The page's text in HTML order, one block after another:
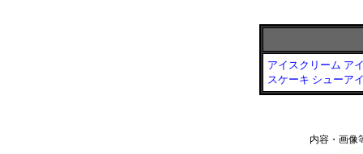
アイスクリーム ア
スケーキ シューア
内容・画像